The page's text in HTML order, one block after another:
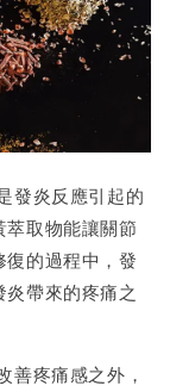
炎反應引起的
取物能讓關節
的過程中，發
帶來的疼痛之
疼痛感之外，